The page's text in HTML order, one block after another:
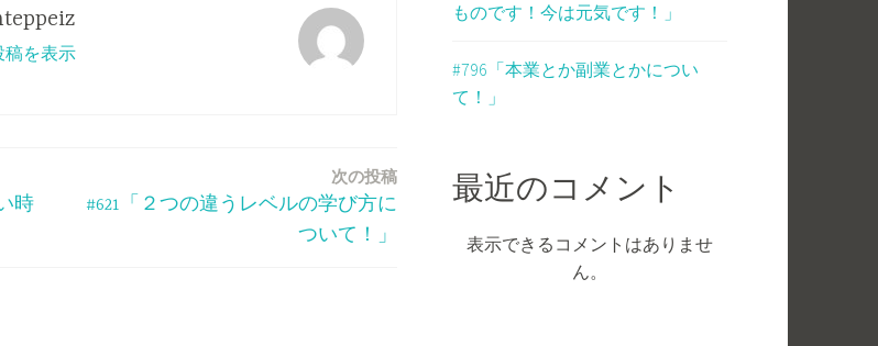
稿を表示
時
次の投稿
#621「２つの違うレベルの学び方に
ついて！」
ものです！今は元気です！」
#796「本業とか副業とかについ
て！」
最近のコメント
表示できるコメントはありませ
ん。